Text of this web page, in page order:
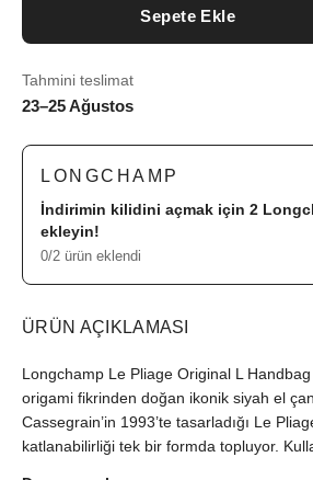
Sepete Ekle
Tahmini teslimat
23–25 Ağustos
LONGCHAMP
İndirimin kilidini açmak için 2
ekleyin!
0/2 ürün eklendi
ÜRÜN AÇIKLAMASI
Longchamp Le Pliage Original L Handbag
origami fikrinden doğan ikonik siyah el
Cassegrain’in 1993’te tasarladığı Le
katlanabilirliği tek bir formda topluyor.